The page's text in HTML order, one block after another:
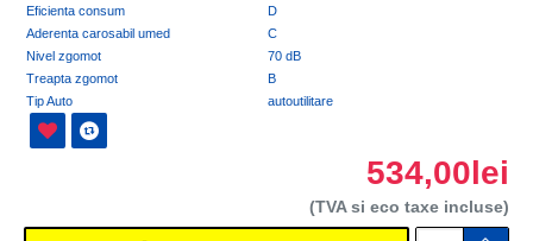
Eficienta consum
D
Aderenta carosabil umed
C
Nivel zgomot
70 dB
Treapta zgomot
B
Tip Auto
autoutilitare
534,00lei
(TVA si eco taxe incluse)